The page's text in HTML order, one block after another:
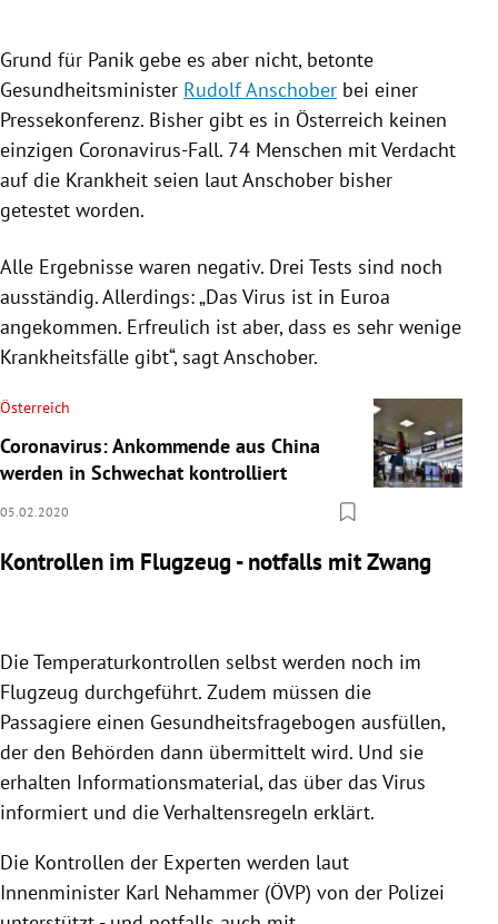
Grund für Panik gebe es aber nicht, betonte
Gesundheitsminister Rudolf Anschober bei einer
Pressekonferenz. Bisher gibt es in Österreich keinen
einzigen Coronavirus-Fall. 74 Menschen mit Verdacht
auf die Krankheit seien lautAnschober bisher
getestet worden.
Alle Ergebnisse waren negativ. Drei Tests sind noch
ausständig. Allerdings: „Das Virus ist in Euroa
angekommen. Erfreulich ist aber, dass es sehr wenige
Krankheitsfälle gibt“, sagtAnschober.
Österreich
Coronavirus: Ankommende aus China
werden in Schwechat kontrolliert
05.02.2020
Kontrollen im Flugzeug - notfalls mit Zwang
Die Temperaturkontrollen selbst werden noch im
Flugzeug durchgeführt. Zudem müssen die
Passagiere einen Gesundheitsfragebogen ausfüllen,
der den Behörden dann übermittelt wird. Und sie
erhalten Informationsmaterial, das über das Virus
informiert und die Verhaltensregeln erklärt.
Die Kontrollen der Experten werden laut
Innenminister Karl Nehammer (ÖVP) von der Polizei